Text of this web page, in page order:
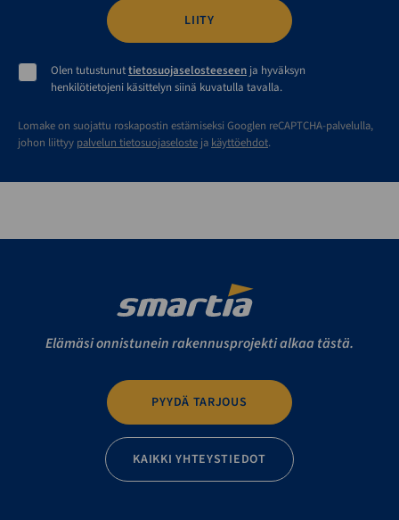
Olen tutustunuttietosuojaselosteeseen ja hyväksyn
henkilötietojeni käsittelyn siinä kuvatulla tavalla.
Lomake on suojattu roskapostin estämiseksi Googlen reCAPTCHA-palvelulla,
johon liittyy palvelun tietosuojaseloste ja käyttöehdot.
Elämäsi onnistunein rakennusprojekti alkaa tästä.
PYYDÄ TARJOUS
KAIKKI YHTEYSTIEDOT